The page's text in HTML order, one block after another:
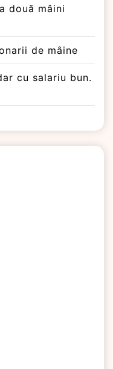
două mâini
de mâine
cu salariu bun.